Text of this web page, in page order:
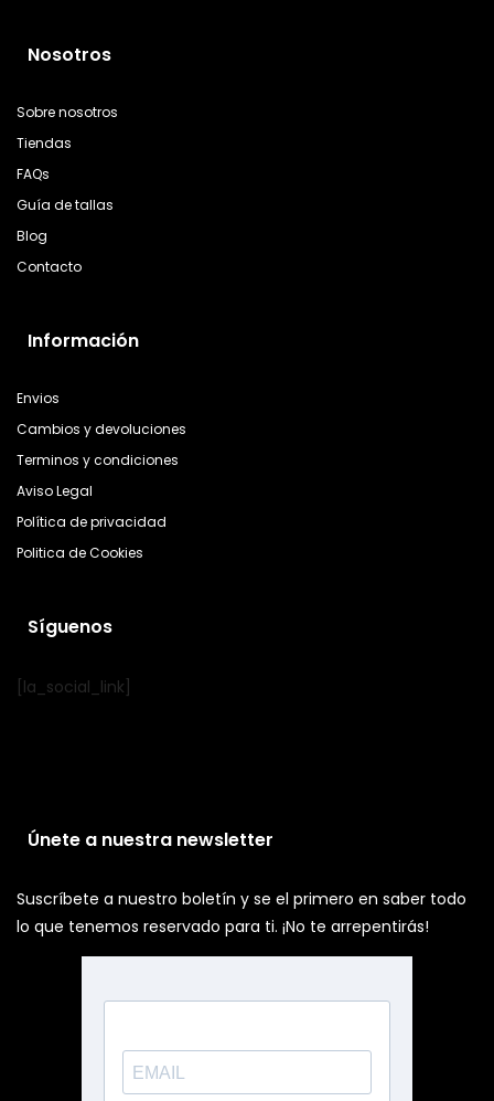
Nosotros
Sobre nosotros
Tiendas
FAQs
Guía de tallas
Blog
Contacto
Información
Envios
Cambios y devoluciones
Terminos y condiciones
Aviso Legal
Política de privacidad
Politica de Cookies
Síguenos
[la_social_link]
Únete a nuestra newsletter
Suscríbete a nuestro boletín y se el primero en saber todo
lo que tenemos reservado para ti. ¡No te arrepentirás!